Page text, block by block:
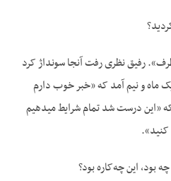
رفیق نظری رفت آنجا سونداژ کرد
ماه و نیم آمد که «خبر خوب دارم
«این درست شد تمام شرایط می­دهیم
این چه‌کاره بود؟